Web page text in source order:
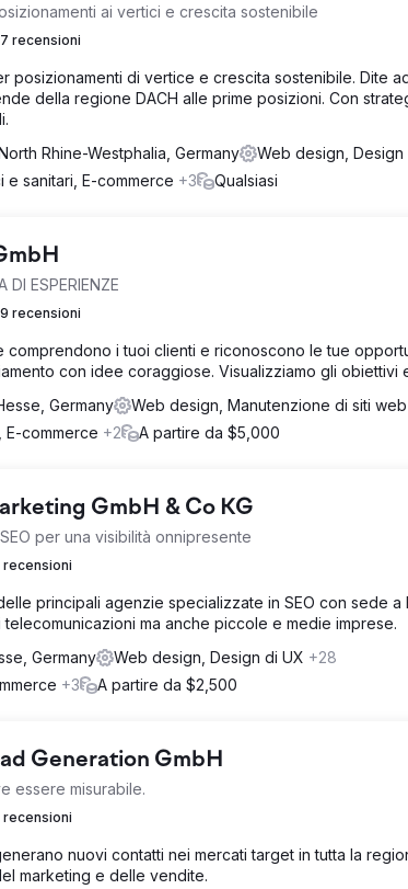
ai vertici e crescita sostenibile
recensioni
posizionamenti di vertice e crescita sostenibile. Dite
della regione DACH alle prime posizioni. Con
Rhine-Westphalia, Germany
Web design, Design
e sanitari, E-commerce +3 Qualsiasi
DI ESPERIENZE
recensioni
comprendono i tuoi clienti e riconoscono le tue
con idee coraggiose. Visualizziamo gli
Germany
Web design, Manutenzione di siti web
E-commerce +2 A partire da $5,000
GmbH & Co KG
per una visibilità onnipresente
recensioni
principali agenzie specializzate in SEO con sede
ma anche piccole e medie imprese.
Germany
Web design, Design di UX +28
+3 A partire da $2,500
Generation GmbH
essere misurabile.
recensioni
nuovi contatti nei mercati target in tutta la
marketing e delle vendite.